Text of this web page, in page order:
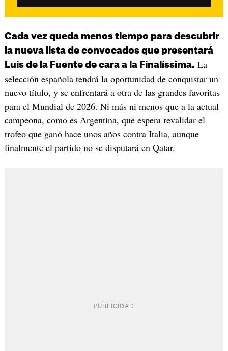
Cada vez queda menos tiempo para descubrir
la nueva lista de convocados que presentará
Luis de la Fuente de cara a la Finalíssima. La
selección española tendrá la oportunidad de conquistar un
nuevo título, y se enfrentará a otra de las grandes favoritas
para el Mundial de 2026. Ni más ni menos que a la actual
campeona, como es Argentina, que espera revalidar el
trofeo que ganó hace unos años contra Italia, aunque
finalmente el partido no se disputará en Qatar.